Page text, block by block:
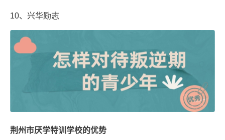
10、兴华励志
荆州市厌学特训学校的优势